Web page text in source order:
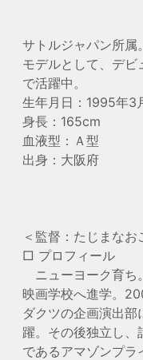
サトルジャパン所属。
モデルとして、デ
で活躍中。
生年月日：1995年3
身長：165cm
血液型：Ａ型
出身：大阪府
＜監督：たじまなお
□ プロフィール
ニューヨーク育ち
映画学校へ進学。
ダクツの企画演出
躍。その後独立し
であるアマゾンプ